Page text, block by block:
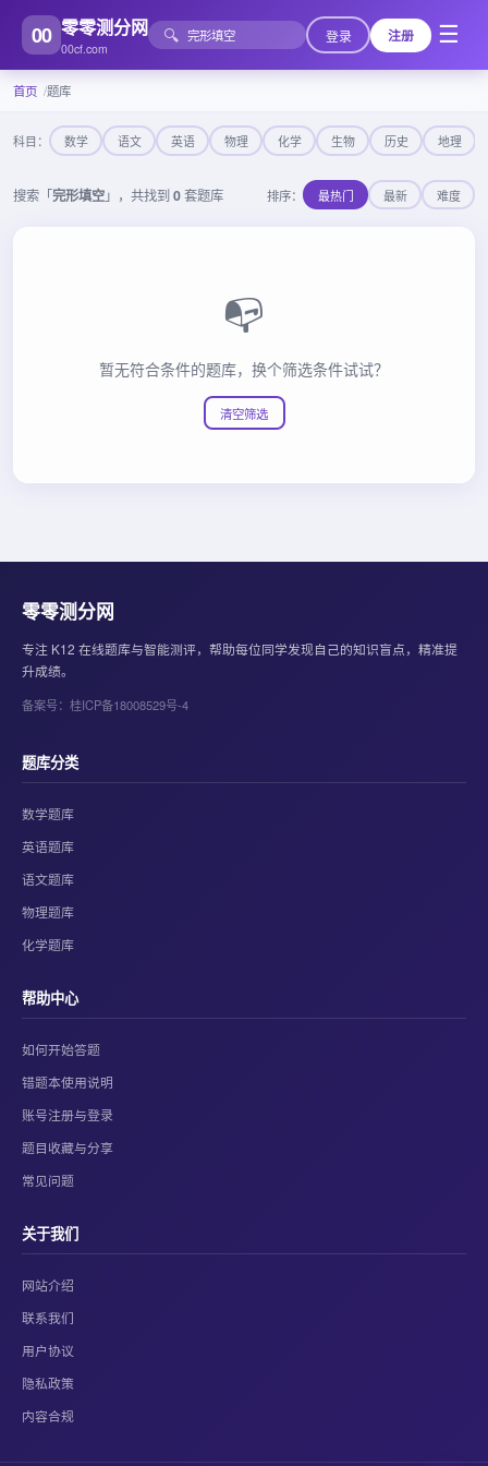
00 零零测分网
00cf.com
🔍 登录 注册 ☰
首页 题库
科目： 数学 语文 英语 物理 化学 生物 历史 地理
搜索「完形填空」，共找到0套题库 排序： 最热门 最新 难度
📭
暂无符合条件的题库，换个筛选条件试试？
清空筛选
零零测分网
专注 K12 在线题库与智能测评，帮助每位同学发现自己的知识盲点，精准提
升成绩。
备案号：桂ICP备18008529号-4
题库分类
数学题库
英语题库
语文题库
物理题库
化学题库
帮助中心
如何开始答题
错题本使用说明
账号注册与登录
题目收藏与分享
常见问题
关于我们
网站介绍
联系我们
用户协议
隐私政策
内容合规